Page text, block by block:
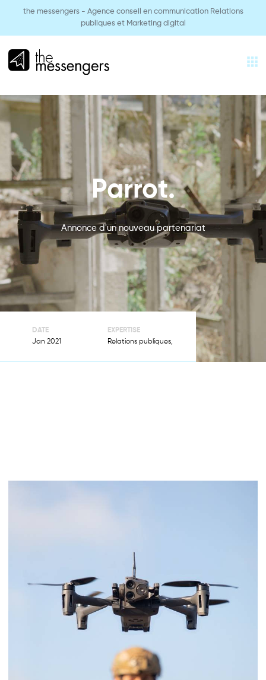
the messengers - Agence conseil en communication Relations
publiques et Marketing digital
EXPERTISES
AGENCE
RÉALISATIONS
SECTEURS
ACTUALITÉS
PRENDRE RENDEZ-VOUS
Parrot.
Annonce d'un nouveau partenariat
DATE
Jan 2021
EXPERTISE
Relations publiques,